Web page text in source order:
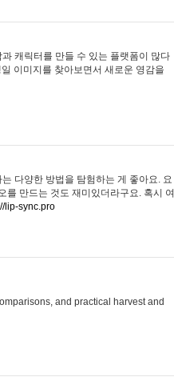
캐릭터를 만들 수 있는 플랫폼이 많다
이미지를 찾아보면서 새로운 영감을
다양한 방법을 탐험하는 게 좋아요. 요
를 만드는 것도 재미있더라구요. 혹시 여
lip-sync.pro
and practical harvest and